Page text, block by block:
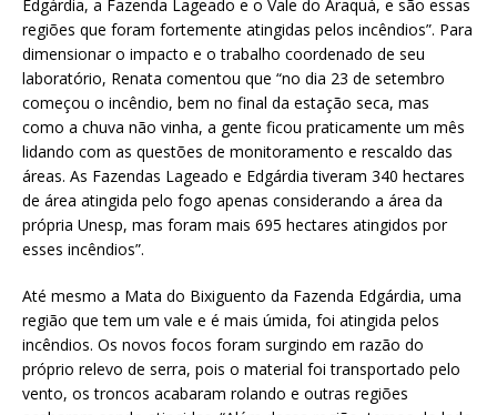
Edgárdia, a Fazenda Lageado e o Vale do Araquá, e são essas
regiões que foram fortemente atingidas pelos incêndios”. Para
dimensionar o impacto e o trabalho coordenado de seu
laboratório, Renata comentou que “no dia 23 de setembro
começou o incêndio, bem no final da estação seca, mas
como a chuva não vinha, a gente ficou praticamente um mês
lidando com as questões de monitoramento e rescaldo das
áreas. As Fazendas Lageado e Edgárdia tiveram 340 hectares
de área atingida pelo fogo apenas considerando a área da
própria Unesp, mas foram mais 695 hectares atingidos por
esses incêndios”.
Até mesmo a Mata do Bixiguento da Fazenda Edgárdia, uma
região que tem um vale e é mais úmida, foi atingida pelos
incêndios. Os novos focos foram surgindo em razão do
próprio relevo de serra, pois o material foi transportado pelo
vento, os troncos acabaram rolando e outras regiões